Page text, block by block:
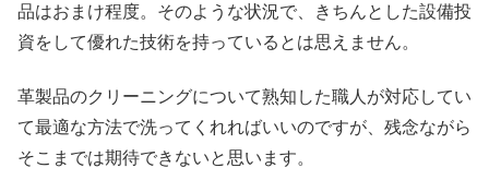
品はおまけ程度。そのような状況で、きちんとした設備投
資をして優れた技術を持っているとは思えません。
革製品のクリーニングについて熟知した職人が対応してい
て最適な方法で洗ってくれればいいのですが、残念ながら
そこまでは期待できないと思います。